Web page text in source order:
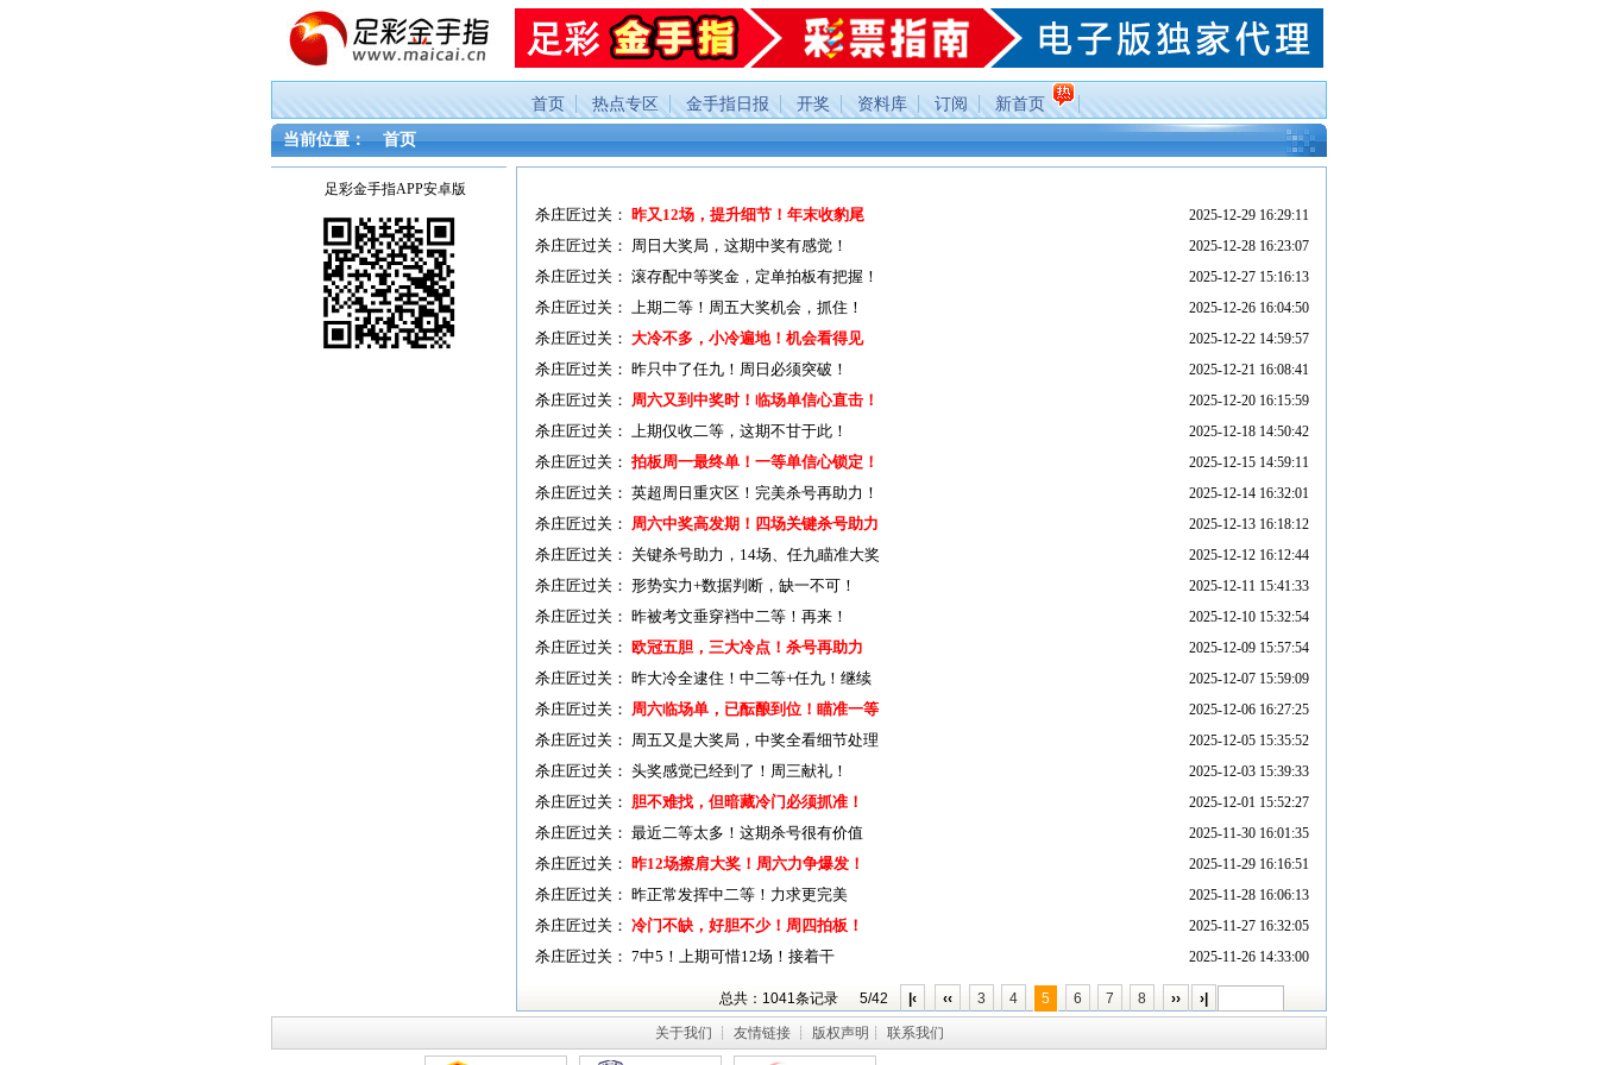
首页 热点专区 金手指日报 开奖 资料库 订阅
新首页
当前位置：首页
足彩金手指APP安卓版
杀庄匠过关： 昨又12场，提升细节！年末收豹尾 2025-12-29 16:29:11
杀庄匠过关： 周日大奖局，这期中奖有感觉！ 2025-12-28 16:23:07
杀庄匠过关： 滚存配中等奖金，定单拍板有把握！ 2025-12-27 15:16:13
杀庄匠过关： 上期二等！周五大奖机会，抓住！ 2025-12-26 16:04:50
杀庄匠过关： 大冷不多，小冷遍地！机会看得见 2025-12-22 14:59:57
杀庄匠过关： 昨只中了任九！周日必须突破！ 2025-12-21 16:08:41
杀庄匠过关： 周六又到中奖时！临场单信心直击！ 2025-12-20 16:15:59
杀庄匠过关： 上期仅收二等，这期不甘于此！ 2025-12-18 14:50:42
杀庄匠过关： 拍板周一最终单！一等单信心锁定！ 2025-12-15 14:59:11
杀庄匠过关： 英超周日重灾区！完美杀号再助力！ 2025-12-14 16:32:01
杀庄匠过关： 周六中奖高发期！四场关键杀号助力 2025-12-13 16:18:12
杀庄匠过关： 关键杀号助力，14场、任九瞄准大奖 2025-12-12 16:12:44
杀庄匠过关： 形势实力+数据判断，缺一不可！ 2025-12-11 15:41:33
杀庄匠过关： 昨被考文垂穿裆中二等！再来！ 2025-12-10 15:32:54
杀庄匠过关： 欧冠五胆，三大冷点！杀号再助力 2025-12-09 15:57:54
杀庄匠过关： 昨大冷全逮住！中二等+任九！继续 2025-12-07 15:59:09
杀庄匠过关： 周六临场单，已酝酿到位！瞄准一等 2025-12-06 16:27:25
杀庄匠过关： 周五又是大奖局，中奖全看细节处理 2025-12-05 15:35:52
杀庄匠过关： 头奖感觉已经到了！周三献礼！ 2025-12-03 15:39:33
杀庄匠过关： 胆不难找，但暗藏冷门必须抓准！ 2025-12-01 15:52:27
杀庄匠过关： 最近二等太多！这期杀号很有价值 2025-11-30 16:01:35
杀庄匠过关： 昨12场擦肩大奖！周六力争爆发！ 2025-11-29 16:16:51
杀庄匠过关： 昨正常发挥中二等！力求更完美 2025-11-28 16:06:13
杀庄匠过关： 冷门不缺，好胆不少！周四拍板！ 2025-11-27 16:32:05
杀庄匠过关： 7中5！上期可惜12场！接着干 2025-11-26 14:33:00
总共：1041条记录 5/42 |‹ ‹‹ 3 4 5 6 7 8 ›› ›|
关于我们 ┊ 友情链接┊ 版权声明 ┊ 联系我们